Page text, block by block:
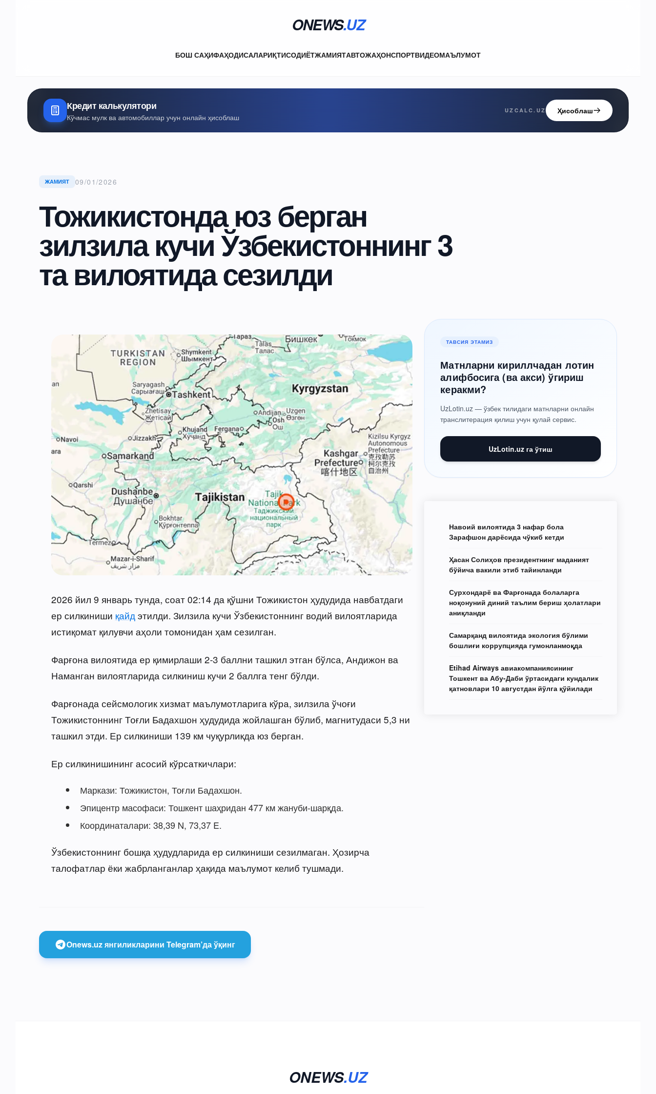
ONEWS.UZ
БОШ САҲИФАҲОДИСАЛАРИҚТИСОДИЁТЖАМИЯТАВТОЖАҲОНСПОРТВИДЕОМАЪЛУМОТ
Кредит калькулятори
Кўчмас мулк ва автомобиллар учун онлайн ҳисоблаш
UZCALC.UZ Ҳисоблаш
ЖАМИЯТ 09/01/2026
Тожикистонда юз берган
зилзила кучи Ўзбекистоннинг 3
та вилоятида сезилди
2026 йил 9 январь тунда, соат 02:14 да қўшни Тожикистон ҳудудида навбатдаги
ер силкиниши қайдэтилди. Зилзила кучи Ўзбекистоннинг водий вилоятларида
истиқомат қилувчи аҳоли томонидан ҳам сезилган.
Фарғона вилоятида ер қимирлаши 2-3 баллни ташкил этган бўлса, Андижон ва
Наманган вилоятларида силкиниш кучи 2 баллга тенг бўлди.
Фарғонада сейсмологик хизмат маълумотларига кўра, зилзила ўчоғи
Тожикистоннинг Тоғли Бадахшон ҳудудида жойлашган бўлиб, магнитудаси 5,3 ни
ташкил этди. Ер силкиниши 139 км чуқурликда юз берган.
Ер силкинишининг асосий кўрсаткичлари:
Маркази: Тожикистон, Тоғли Бадахшон.
Эпицентр масофаси: Тошкент шаҳридан 477 км жануби-шарқда.
Координаталари: 38,39 N, 73,37 E.
Ўзбекистоннинг бошқа ҳудудларида ер силкиниши сезилмаган. Ҳозирча
талофатлар ёки жабрланганлар ҳақида маълумот келиб тушмади.
Onews.uz янгиликларини Telegram’да ўқинг
ТАВСИЯ ЭТАМИЗ
Матнларни кириллчадан лотин
алифбосига (ва акси) ўгириш
керакми?
UzLotin.uz — ўзбек тилидаги матнларни онлайн
транслитерация қилиш учун қулай сервис.
UzLotin.uz га ўтиш
Навоий вилоятида 3 нафар бола
Зарафшон дарёсида чўкиб кетди
Ҳасан Солиҳов президентнинг маданият
бўйича вакили этиб тайинланди
Сурхондарё ва Фарғонада болаларга
ноқонуний диний таълим бериш ҳолатлари
аниқланди
Самарқанд вилоятида экология бўлими
бошлиғи коррупцияда гумонланмоқда
Etihad Airways авиакомпаниясининг
Тошкент ва Абу-Даби ўртасидаги кундалик
қатновлари 10 августдан йўлга қўйилади
ONEWS.UZ